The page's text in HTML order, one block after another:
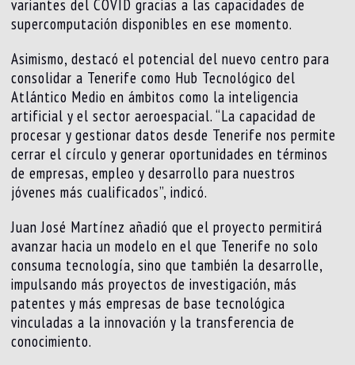
variantes del COVID gracias a las capacidades de
supercomputación disponibles en ese momento.
Asimismo, destacó el potencial del nuevo centro para
consolidar a Tenerife como Hub Tecnológico del
Atlántico Medio en ámbitos como la inteligencia
artificial y el sector aeroespacial. “La capacidad de
procesar y gestionar datos desde Tenerife nos permite
cerrar el círculo y generar oportunidades en términos
de empresas, empleo y desarrollo para nuestros
jóvenes más cualificados”, indicó.
Juan José Martínez añadió que el proyecto permitirá
avanzar hacia un modelo en el que Tenerife no solo
consuma tecnología, sino que también la desarrolle,
impulsando más proyectos de investigación, más
patentes y más empresas de base tecnológica
vinculadas a la innovación y la transferencia de
conocimiento.